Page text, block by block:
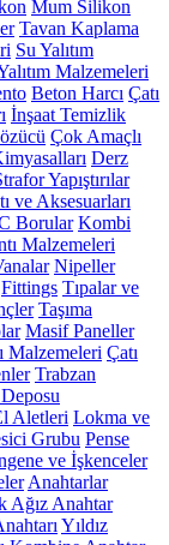
Mum Silikon
Tavan Kaplama
Su Yalıtım
Malzemeleri
Beton Harcı Çatı
İnşaat Temizlik
Çok Amaçlı
Derz
Yapıştırılar
ve Aksesuarları
Borular Kombi
Malzemeleri
Nipeller
Fittings Tıpalar ve
Taşıma
Masif Paneller
Malzemeleri Çatı
Trabzan
Aletleri Lokma ve
Grubu Pense
ve İşkenceler
Anahtarlar
Ağız Anahtar
Yıldız